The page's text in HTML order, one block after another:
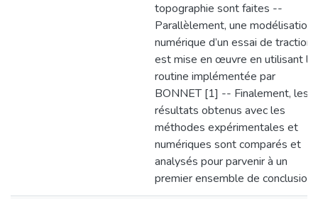
topographie sont faites --
Parallèlement, une modélisation
numérique d’un essai de traction
est mise en œuvre en utilisant la
routine implémentée par
BONNET [1] -- Finalement, les
résultats obtenus avec les
méthodes expérimentales et
numériques sont comparés et
analysés pour parvenir à un
premier ensemble de conclusions